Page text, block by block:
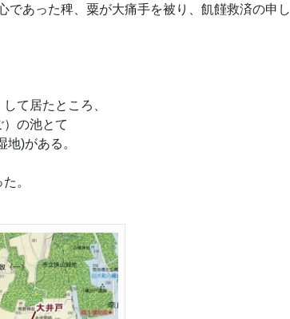
あった稗、粟が大痛手を被り、飢饉救済の申し
て居たところ、
の池とて
)がある。
。